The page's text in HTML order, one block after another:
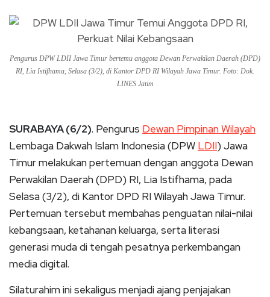
Pengurus DPW LDII Jawa Timur bertemu anggota Dewan Perwakilan Daerah (DPD)
RI, Lia Istifhama, Selasa (3/2), di Kantor DPD RI Wilayah Jawa Timur. Foto: Dok.
LINES Jatim
SURABAYA (6/2). Pengurus Dewan Pimpinan Wilayah
Lembaga Dakwah Islam Indonesia (DPW LDII) Jawa
Timur melakukan pertemuan dengan anggota Dewan
Perwakilan Daerah (DPD) RI, Lia Istifhama, pada
Selasa (3/2), di Kantor DPD RI Wilayah Jawa Timur.
Pertemuan tersebut membahas penguatan nilai-nilai
kebangsaan, ketahanan keluarga, serta literasi
generasi muda di tengah pesatnya perkembangan
media digital.
Silaturahim ini sekaligus menjadi ajang penjajakan